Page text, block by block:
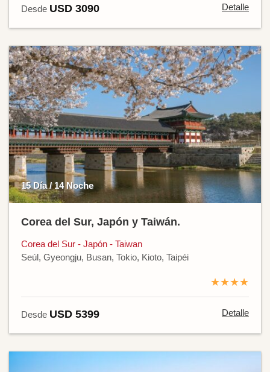
Desde USD 3090 Detalle
15 Día / 14 Noche
Corea del Sur, Japón y Taiwán.
Corea del Sur - Japón - Taiwan
Seúl, Gyeongju, Busan, Tokio, Kioto, Taipéi
★★★★
Desde USD 5399 Detalle